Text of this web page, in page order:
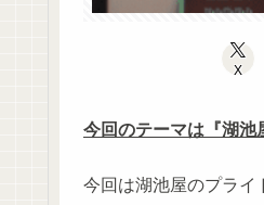
X
今回のテーマは『湖池
今回は湖池屋のプライ